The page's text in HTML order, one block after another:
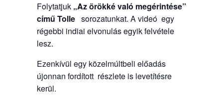
Folytatjuk „Az örökké való megérintése”
című Tolle sorozatunkat. A videó egy
régebbi indiai elvonulás egyik felvétele
lesz.
Ezenkívül egy közelmúltbeli előadás
újonnan fordított részlete is levetítésre
kerül.